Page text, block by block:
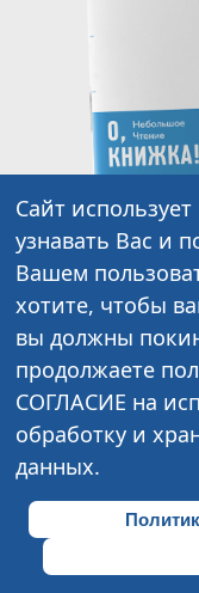
чтение»
@ 2021, Сургут
МБУК
Сайт
узнавать Вас и
Вашем
хотите, чтобы
вы должны
продолжаете
СОГЛАСИЕ на
обработку и
данных.